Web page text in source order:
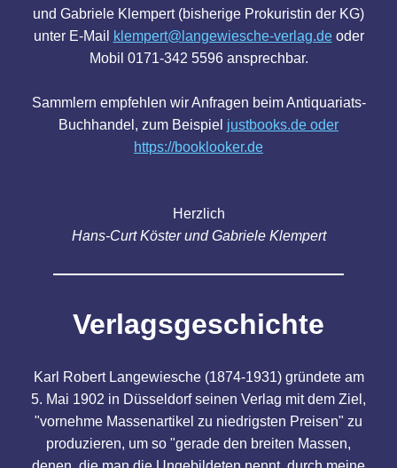
und Gabriele Klempert (bisherige Prokuristin der KG)
unter E-Mail
klempert@langewiesche-verlag.deoder
Mobil 0171-342 5596 ansprechbar.
Sammlern empfehlen wir Anfragen beim Antiquariats-
Buchhandel, zum Beispiel justbooks.de oder
https://booklooker.de
Herzlich
Hans-Curt Köster und Gabriele Klempert
Verlagsgeschichte
Karl Robert Langewiesche (1874-1931) gründete am
5. Mai 1902 in Düsseldorf seinen Verlag mit dem Ziel,
"vornehme Massenartikel zu niedrigsten Preisen" zu
produzieren, um so "gerade den breiten Massen,